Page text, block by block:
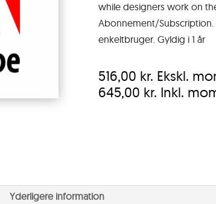
while designers work on
Abonnement/Subscription.
enkeltbruger. Gyldig i 1 år
516,00 kr. Ekskl.
645,00 kr. Inkl.
Yderligere information